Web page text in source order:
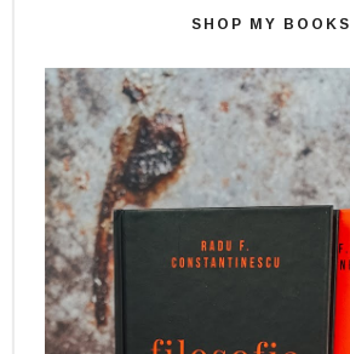
SHOP MY BOOKS